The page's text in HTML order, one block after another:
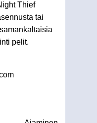
Thief
tai
pelit.